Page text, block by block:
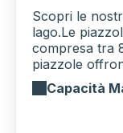
Scopri le
lago.Le
compresa tra
piazzole
Capacità